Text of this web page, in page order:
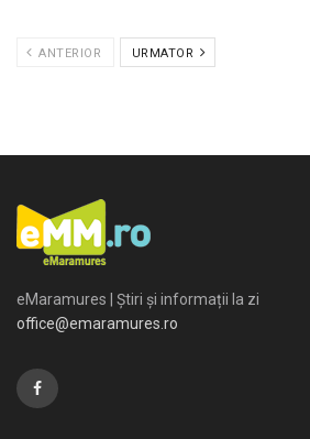
ANTERIOR URMATOR
eMaramures | Știri și informații la zi
office@emaramures.ro